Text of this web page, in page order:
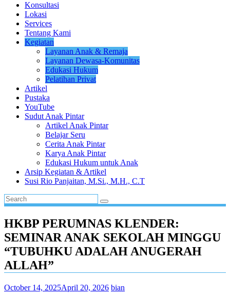
Konsultasi
Lokasi
Services
Tentang Kami
Kegiatan
Layanan Anak & Remaja
Layanan Dewasa-Komunitas
Edukasi Hukum
Pelatihan Privat
Artikel
Pustaka
YouTube
Sudut Anak Pintar
Artikel Anak Pintar
Belajar Seru
Cerita Anak Pintar
Karya Anak Pintar
Edukasi Hukum untuk Anak
Arsip Kegiatan & Artikel
Susi Rio Panjaitan, M.Si., M.H., C.T
HKBP PERUMNAS KLENDER:
SEMINAR ANAK SEKOLAH MINGGU
“TUBUHKU ADALAH ANUGERAH
ALLAH”
October 14, 2025April 20, 2026 bian